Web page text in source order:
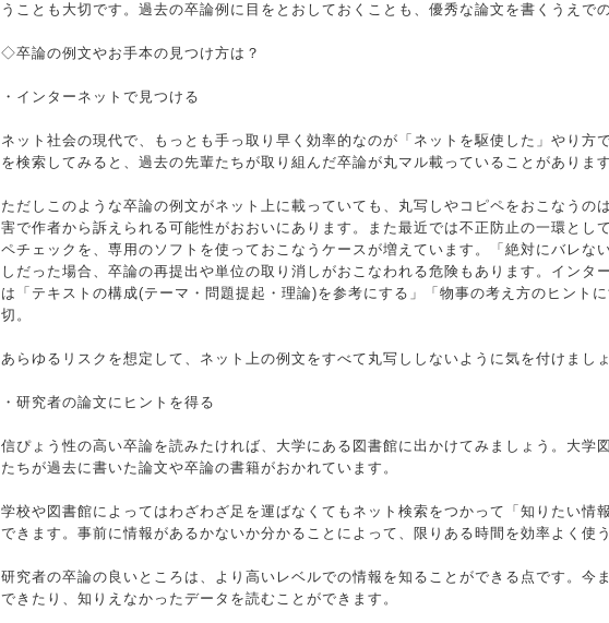
うことも大切です。過去の卒論例に目をとおしておくことも、優秀な論文を書くうえで
◇卒論の例文やお手本の見つけ方は？
・インターネットで見つける
ネット社会の現代で、もっとも手っ取り早く効率的なのが「ネットを駆使した」やり方
を検索してみると、過去の先輩たちが取り組んだ卒論が丸マル載っていることがあります
ただしこのような卒論の例文がネット上に載っていても、丸写しやコピペをおこなうの
害で作者から訴えられる可能性がおおいにあります。また最近では不正防止の一環とし
ペチェックを、専用のソフトを使っておこなうケースが増えています。「絶対にバレな
しだった場合、卒論の再提出や単位の取り消しがおこなわれる危険もあります。インタ
は「テキストの構成(テーマ・問題提起・理論)を参考にする」「物事の考え方のヒント
切。
あらゆるリスクを想定して、ネット上の例文をすべて丸写ししないように気を付けましょ
・研究者の論文にヒントを得る
信ぴょう性の高い卒論を読みたければ、大学にある図書館に出かけてみましょう。大学
たちが過去に書いた論文や卒論の書籍がおかれています。
学校や図書館によってはわざわざ足を運ばなくてもネット検索をつかって「知りたい情
できます。事前に情報があるかないか分かることによって、限りある時間を効率よく使
研究者の卒論の良いところは、より高いレベルでの情報を知ることができる点です。今
できたり、知りえなかったデータを読むことができます。